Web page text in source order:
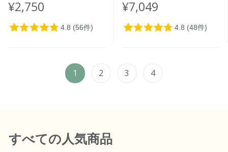
2L
¥2,750
＞ 5L
¥7,049
1 2 3 4
すべての人気商品